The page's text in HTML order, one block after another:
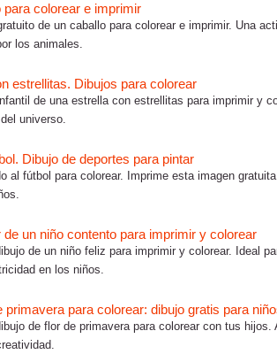
para colorear e imprimir
de un caballo para colorear e imprimir. Una
los animales.
estrellitas. Dibujos para colorear
de una estrella con estrellitas para imprimir y
universo.
Dibujo de deportes para pintar
al fútbol para colorear. Imprime esta imagen
de un niño contento para imprimir y colorear
de un niño feliz para imprimir y colorear. Ideal
en los niños.
primavera para colorear: dibujo gratis para
de flor de primavera para colorear con tus